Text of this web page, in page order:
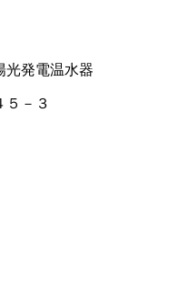
光発電温水器
５－３